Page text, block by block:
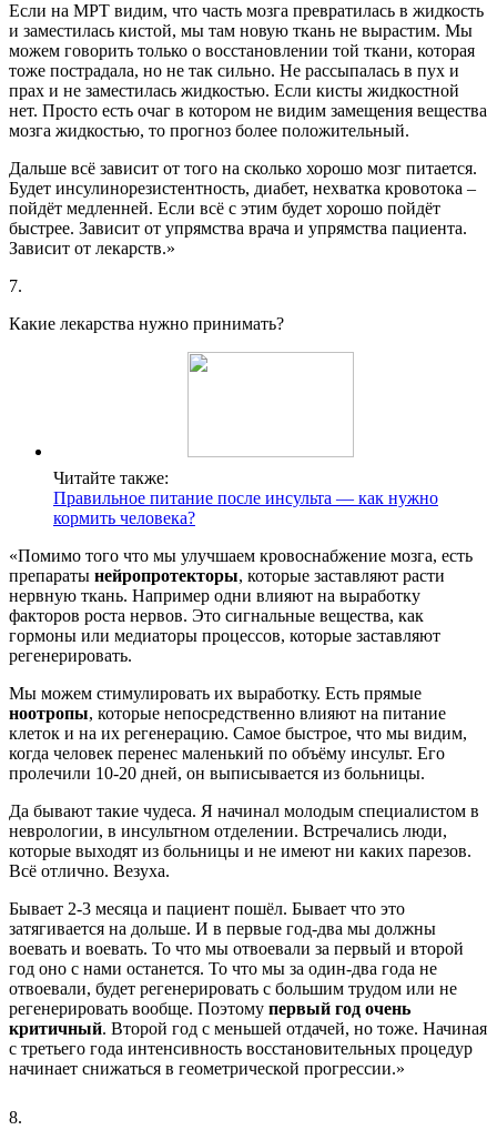
Если на МРТ видим, что часть мозга превратилась в жидкость
и заместилась кистой, мы там новую ткань не вырастим. Мы
можем говорить только о восстановлении той ткани, которая
тоже пострадала, но не так сильно. Не рассыпалась в пух и
прах и не заместилась жидкостью. Если кисты жидкостной
нет. Просто есть очаг в котором не видим замещения вещества
мозга жидкостью, то прогноз более положительный.
Дальше всё зависит от того на сколько хорошо мозг питается.
Будет инсулинорезистентность, диабет, нехватка кровотока –
пойдёт медленней. Если всё с этим будет хорошо пойдёт
быстрее. Зависит от упрямства врача и упрямства пациента.
Зависит от лекарств.»
7.
Какие лекарства нужно принимать?
Читайте также:
Правильное питание после инсульта — как нужно
кормить человека?
«Помимо того что мы улучшаем кровоснабжение мозга, есть
препараты нейропротекторы, которые заставляют расти
нервную ткань. Например одни влияют на выработку
факторов роста нервов. Это сигнальные вещества, как
гормоны или медиаторы процессов, которые заставляют
регенерировать.
Мы можем стимулировать их выработку. Есть прямые
ноотропы, которые непосредственно влияют на питание
клеток и на их регенерацию. Самое быстрое, что мы видим,
когда человек перенес маленький по объёму инсульт. Его
пролечили 10-20 дней, он выписывается из больницы.
Да бывают такие чудеса. Я начинал молодым специалистом в
неврологии, в инсультном отделении. Встречались люди,
которые выходят из больницы и не имеют ни каких парезов.
Всё отлично. Везуха.
Бывает 2-3 месяца и пациент пошёл. Бывает что это
затягивается на дольше. И в первые год-два мы должны
воевать и воевать. То что мы отвоевали за первый и второй
год оно с нами останется. То что мы за один-два года не
отвоевали, будет регенерировать с большим трудом или не
регенерировать вообще. Поэтому первый год очень
критичный. Второй год с меньшей отдачей, но тоже. Начиная
с третьего года интенсивность восстановительных процедур
начинает снижаться в геометрической прогрессии.»
8.